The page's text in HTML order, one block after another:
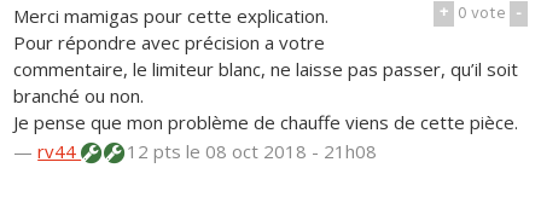
+ 0vote -
Merci mamigas pour cette explication.
Pour répondre avec précision a votre
commentaire, le limiteur blanc, ne laisse pas passer, qu’il soit
branché ou non.
Je pense que mon problème de chauffe viens de cette pièce.
—rv44 12 ptsle 08 oct 2018 - 21h08